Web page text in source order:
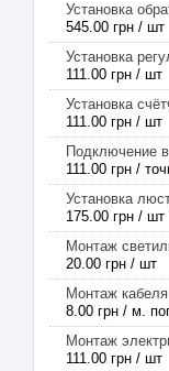
Установка
545.00 грн / шт
Установка
111.00 грн / шт
Установка
111.00 грн / шт
Подключение
111.00 грн /
Установка
175.00 грн / шт
Монтаж
20.00 грн / шт
Монтаж кабеля
8.00 грн / м.
Монтаж
111.00 грн / шт